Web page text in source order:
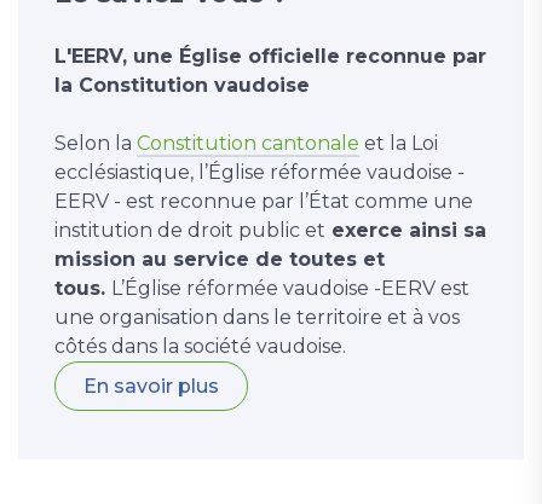
L'EERV, une Église officielle reconnue par
la Constitution vaudoise
Selon la Constitution cantonale et la Loi
ecclésiastique, l’Église réformée vaudoise -
EERV - est reconnue par l’État comme une
institution de droit public et exerce ainsi sa
mission au service de toutes et
tous. L’Église réformée vaudoise -EERV est
une organisation dans le territoire et à vos
côtés dans la société vaudoise.
En savoir plus